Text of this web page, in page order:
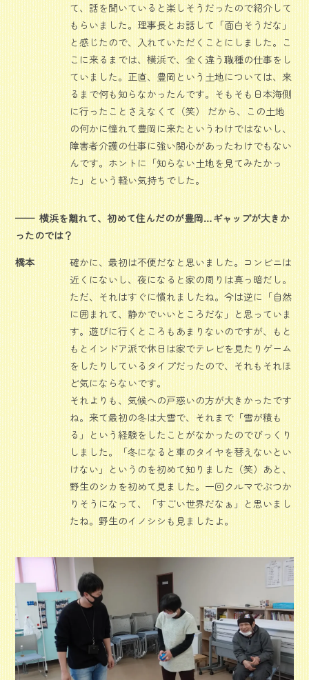
て、話を聞いていると楽しそうだったので紹介して
もらいました。理事長とお話して「面白そうだな」
と感じたので、入れていただくことにしました。こ
こに来るまでは、横浜で、全く違う職種の仕事をし
ていました。正直、豊岡という土地については、来
るまで何も知らなかったんです。そもそも日本海側
に行ったことさえなくて（笑） だから、この土地
の何かに憧れて豊岡に来たというわけではないし、
障害者介護の仕事に強い関心があったわけでもない
んです。ホントに「知らない土地を見てみたかっ
た」という軽い気持ちでした。
横浜を離れて、初めて住んだのが豊岡…ギャップが大きか
ったのでは？
橋本
確かに、最初は不便だなと思いました。コンビニは
近くにないし、夜になると家の周りは真っ暗だし。
ただ、それはすぐに慣れましたね。今は逆に「自然
に囲まれて、静かでいいところだな」と思っていま
す。遊びに行くところもあまりないのですが、もと
もとインドア派で休日は家でテレビを見たりゲーム
をしたりしているタイプだったので、それもそれほ
ど気にならないです。
それよりも、気候への戸惑いの方が大きかったです
ね。来て最初の冬は大雪で、それまで「雪が積も
る」という経験をしたことがなかったのでびっくり
しました。「冬になると車のタイヤを替えないとい
けない」というのを初めて知りました（笑）あと、
野生のシカを初めて見ました。一回クルマでぶつか
りそうになって、「すごい世界だなぁ」と思いまし
たね。野生のイノシシも見ましたよ。